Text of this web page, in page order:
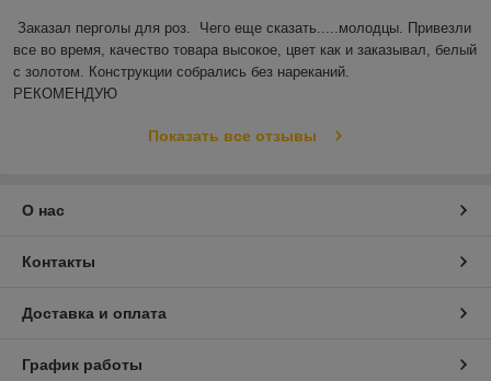
Заказал перголы для роз.  Чего еще сказать.....молодцы. Привезли
все во время, качество товара высокое, цвет как и заказывал, белый
с золотом. Конструкции собрались без нареканий.
РЕКОМЕНДУЮ
Показать все отзывы
О нас
Контакты
Доставка и оплата
График работы